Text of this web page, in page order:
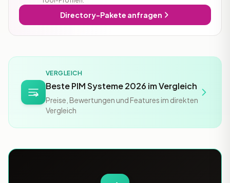
Directory-Pakete anfragen
VERGLEICH
Beste PIM Systeme 2026 im Vergleich
Preise, Bewertungen und Features im direkten
Vergleich